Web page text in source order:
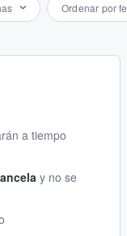
Ordenar por
a tiempo
y no se